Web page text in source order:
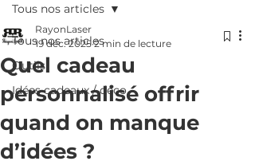
Tous nos articles
Outils
Idées cadeaux / déco
Tous nos articles
Quel cadeau
personnalisé offrir
quand on manque
d’idées ?
RayonLaser
19 déc. 2025 2 min de lecture